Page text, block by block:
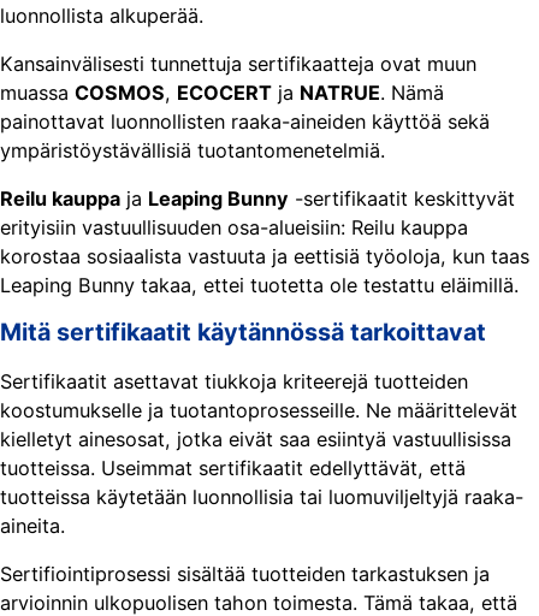
luonnollista alkuperää.
Kansainvälisesti tunnettuja sertifikaatteja ovat muun
muassa COSMOS, ECOCERT ja NATRUE. Nämä
painottavat luonnollisten raaka-aineiden käyttöä sekä
ympäristöystävällisiä tuotantomenetelmiä.
Reilu kauppa ja Leaping Bunny -sertifikaatit keskittyvät
erityisiin vastuullisuuden osa-alueisiin: Reilu kauppa
korostaa sosiaalista vastuuta ja eettisiä työoloja, kun taas
Leaping Bunny takaa, ettei tuotetta ole testattu eläimillä.
Mitä sertifikaatit käytännössä tarkoittavat
Sertifikaatit asettavat tiukkoja kriteerejä tuotteiden
koostumukselle ja tuotantoprosesseille. Ne määrittelevät
kielletyt ainesosat, jotka eivät saa esiintyä vastuullisissa
tuotteissa. Useimmat sertifikaatit edellyttävät, että
tuotteissa käytetään luonnollisia tai luomuviljeltyjä raaka-
aineita.
Sertifiointiprosessi sisältää tuotteiden tarkastuksen ja
arvioinnin ulkopuolisen tahon toimesta. Tämä takaa, että